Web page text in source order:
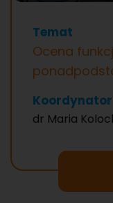
Temat
Ocena
Koordynator
dr Maria